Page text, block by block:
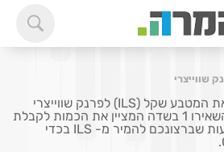
שווייצרי
בעמוד זה תוכלו להמיר את המטבע שקל (ILS) לפרנק שווייצרי
(CHF) בלחיצת כפתור. השאירו 1 בשדה המציין את הכמות לקבלת
שער או הזינו כמות מטבעות שברצונכם להמיר מ- ILS בכדי